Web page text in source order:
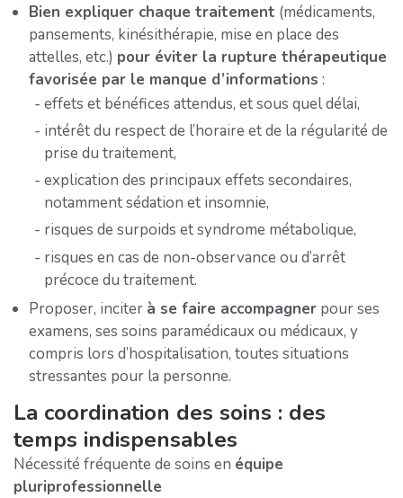
Bien expliquer chaque traitement (médicaments,
pansements, kinésithérapie, mise en place des
attelles, etc.) pour éviter la rupture thérapeutique
favorisée par le manque d’informations :
effets et bénéfices attendus, et sous quel délai,
intérêt du respect de l’horaire et de la régularité de
prise du traitement,
explication des principaux effets secondaires,
notamment sédation et insomnie,
risques de surpoids et syndrome métabolique,
risques en cas de non-observance ou d’arrêt
précoce du traitement.
Proposer, inciter à se faire accompagner pour ses
examens, ses soins paramédicaux ou médicaux, y
compris lors d’hospitalisation, toutes situations
stressantes pour la personne.
La coordination des soins : des
temps indispensables
Nécessité fréquente de soins en équipe
pluriprofessionnelle